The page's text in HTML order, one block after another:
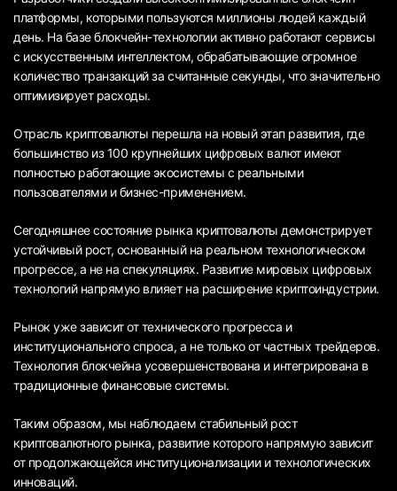
платформы, которыми пользуются миллионы людей каждый
день. На базе блокчейн-технологии активно работают сервисы
с искусственным интеллектом, обрабатывающие огромное
количество транзакций за считанные секунды, что значительно
оптимизирует расходы.
Отрасль криптовалюты перешла на новый этап развития, где
большинство из 100 крупнейших цифровых валют имеют
полностью работающие экосистемы с реальными
пользователями и бизнес-применением.
Сегодняшнее состояние рынка криптовалюты демонстрирует
устойчивый рост, основанный на реальном технологическом
прогрессе, а не на спекуляциях. Развитие мировых цифровых
технологий напрямую влияет на расширение криптоиндустрии.
Рынок уже зависит от технического прогресса и
институционального спроса, а не только от частных трейдеров.
Технология блокчейна усовершенствована и интегрирована в
традиционные финансовые системы.
Таким образом, мы наблюдаем стабильный рост
криптовалютного рынка, развитие которого напрямую зависит
от продолжающейся институционализации и технологических
инноваций.